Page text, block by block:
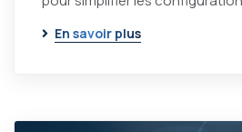
En savoir plus